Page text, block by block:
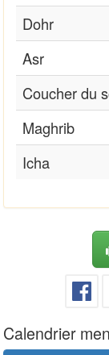
Dohr
Asr
Coucher du
Maghrib
Icha
Calendrier